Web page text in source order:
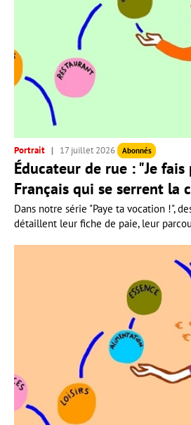
Portrait 17 juillet 2026 Abonnés
Éducateur de rue : "Je
Français qui se serrent la
Dans notre série "Paye ta vocation !",
détaillent leur fiche de paie, leur